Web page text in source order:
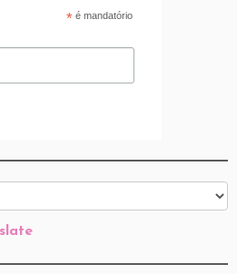
*é mandatório